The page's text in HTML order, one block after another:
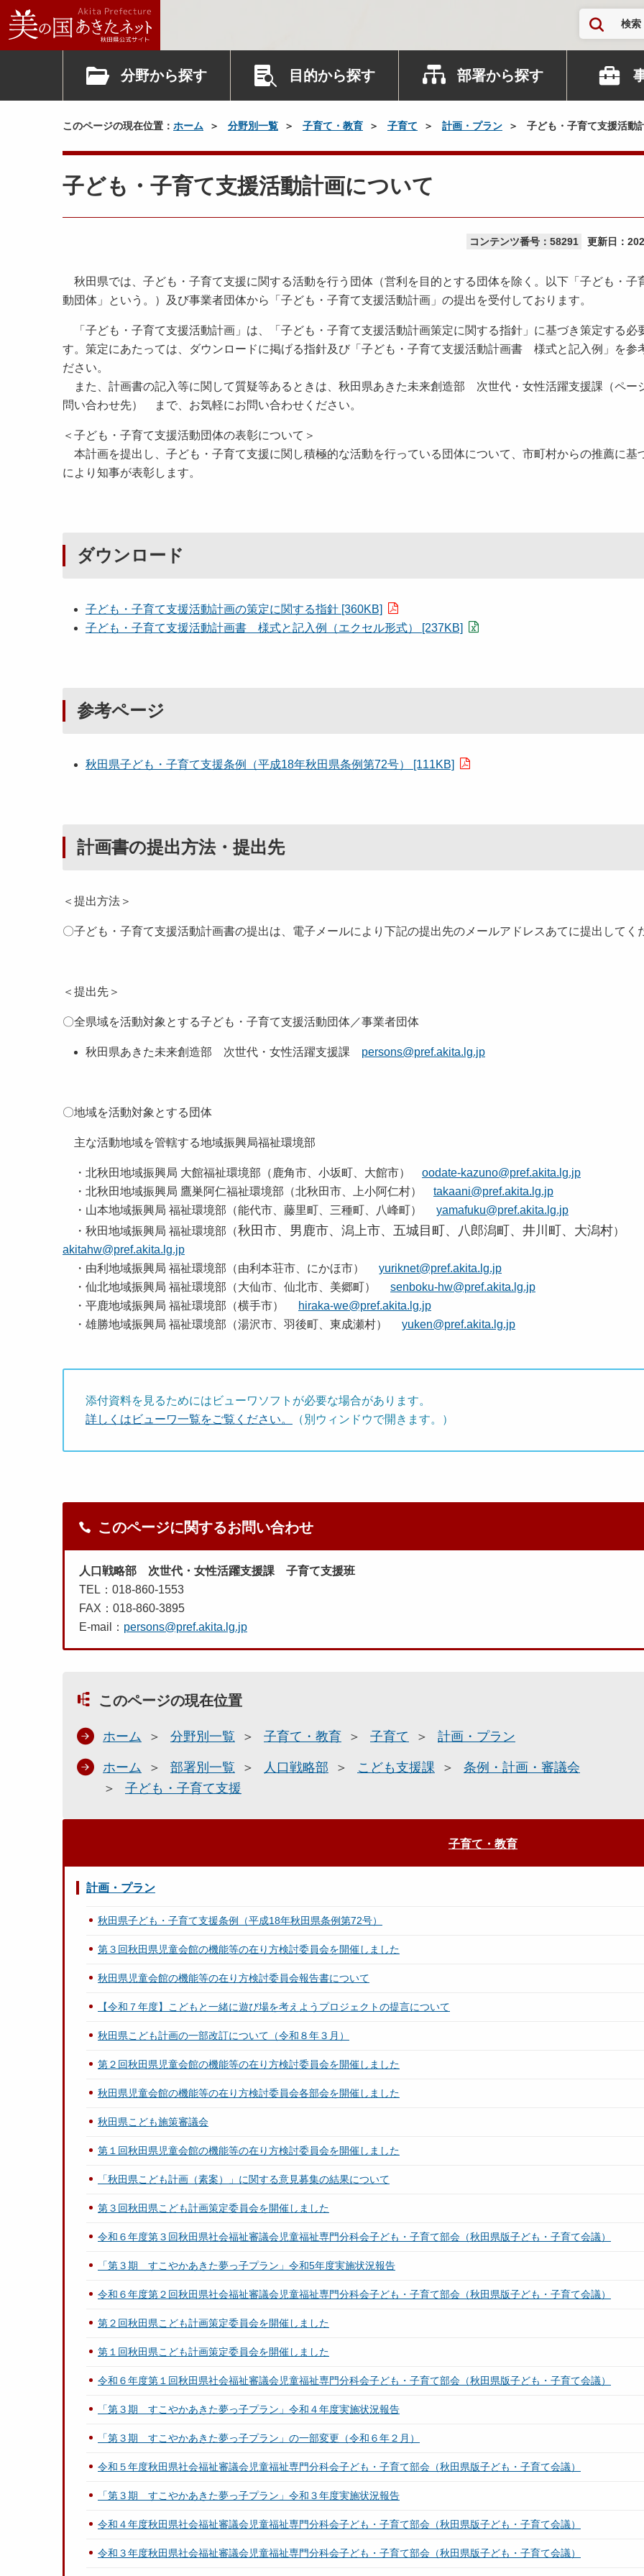
検索
分野から探す 目的から探す 部署から探す
このページの現在位置： ホーム 分野別一覧 子育て・教育 子育て 計画・プラン 子ども・子育て支援活動
子ども・子育て支援活動計画について
コンテンツ番号：58291 更新日：
秋田県では、子ども・子育て支援に関する活動を行う団体（営利を目的とする団体を除く。以下「子ども・子
動団体」という。）及び事業者団体から「子ども・子育て支援活動計画」の提出を受付しております。
「子ども・子育て支援活動計画」は、「子ども・子育て支援活動計画策定に関する指針」に基づき策定する必
す。策定にあたっては、ダウンロードに掲げる指針及び「子ども・子育て支援活動計画書 様式と記入例」を参
ださい。
また、計画書の記入等に関して質疑等あるときは、秋田県あきた未来創造部 次世代・女性活躍支援課（ペー
問い合わせ先） まで、お気軽にお問い合わせください。
＜子ども・子育て支援活動団体の表彰について＞
本計画を提出し、子ども・子育て支援に関し積極的な活動を行っている団体について、市町村からの推薦に基
により知事が表彰します。
ダウンロード
子ども・子育て支援活動計画の策定に関する指針 [360KB]
子ども・子育て支援活動計画書 様式と記入例（エクセル形式） [237KB]
参考ページ
秋田県子ども・子育て支援条例（平成18年秋田県条例第72号） [111KB]
計画書の提出方法・提出先
＜提出方法＞
〇子ども・子育て支援活動計画書の提出は、電子メールにより下記の提出先のメールアドレスあてに提出してく
＜提出先＞
〇全県域を活動対象とする子ども・子育て支援活動団体／事業者団体
秋田県あきた未来創造部 次世代・女性活躍支援課 persons@pref.akita.lg.jp
〇地域を活動対象とする団体
主な活動地域を管轄する地域振興局福祉環境部
・北秋田地域振興局 大館福祉環境部（鹿角市、小坂町、大館市） oodate-kazuno@pref.akita.lg.jp
・北秋田地域振興局 鷹巣阿仁福祉環境部（北秋田市、上小阿仁村） takaani@pref.akita.lg.jp
・山本地域振興局 福祉環境部（能代市、藤里町、三種町、八峰町） yamafuku@pref.akita.lg.jp
・秋田地域振興局 福祉環境部（秋田市、男鹿市、潟上市、五城目町、八郎潟町、井川町、大潟村）
akitahw@pref.akita.lg.jp
・由利地域振興局 福祉環境部（由利本荘市、にかほ市） yuriknet@pref.akita.lg.jp
・仙北地域振興局 福祉環境部（大仙市、仙北市、美郷町） senboku-hw@pref.akita.lg.jp
・平鹿地域振興局 福祉環境部（横手市）
hiraka-we@pref.akita.lg.jp
・雄勝地域振興局 福祉環境部（湯沢市、羽後町、東成瀬村） yuken@pref.akita.lg.jp
添付資料を見るためにはビューワソフトが必要な場合があります。
詳しくはビューワ一覧をご覧ください。
（別ウィンドウで開きます。）
このページに関するお問い合わせ
人口戦略部 次世代・女性活躍支援課 子育て支援班
TEL：018-860-1553
FAX：018-860-3895
E-mail： persons@pref.akita.lg.jp
このページの現在位置
ホーム 分野別一覧 子育て・教育 子育て 計画・プラン
ホーム 部署別一覧 人口戦略部 こども支援課
条例・計画・審議会
子ども・子育て支援
子育て・教育
計画・プラン
秋田県子ども・子育て支援条例（平成18年秋田県条例第72号）
第３回秋田県児童会館の機能等の在り方検討委員会を開催しました
秋田県児童会館の機能等の在り方検討委員会報告書について
【令和７年度】こどもと一緒に遊び場を考えようプロジェクトの提言について
秋田県こども計画の一部改訂について（令和８年３月）
第２回秋田県児童会館の機能等の在り方検討委員会を開催しました
秋田県児童会館の機能等の在り方検討委員会各部会を開催しました
秋田県こども施策審議会
第１回秋田県児童会館の機能等の在り方検討委員会を開催しました
「秋田県こども計画（素案）」に関する意見募集の結果について
第３回秋田県こども計画策定委員会を開催しました
令和６年度第３回秋田県社会福祉審議会児童福祉専門分科会子ども・子育て部会（秋田県版子ども・子育て会議）
「第３期 すこやかあきた夢っ子プラン」令和5年度実施状況報告
令和６年度第２回秋田県社会福祉審議会児童福祉専門分科会子ども・子育て部会（秋田県版子ども・子育て会議）
第２回秋田県こども計画策定委員会を開催しました
第１回秋田県こども計画策定委員会を開催しました
令和６年度第１回秋田県社会福祉審議会児童福祉専門分科会子ども・子育て部会（秋田県版子ども・子育て会議）
「第３期 すこやかあきた夢っ子プラン」令和４年度実施状況報告
「第３期 すこやかあきた夢っ子プラン」の一部変更（令和６年２月）
令和５年度秋田県社会福祉審議会児童福祉専門分科会子ども・子育て部会（秋田県版子ども・子育て会議）
「第３期 すこやかあきた夢っ子プラン」令和３年度実施状況報告
令和４年度秋田県社会福祉審議会児童福祉専門分科会子ども・子育て部会（秋田県版子ども・子育て会議）
令和３年度秋田県社会福祉審議会児童福祉専門分科会子ども・子育て部会（秋田県版子ども・子育て会議）